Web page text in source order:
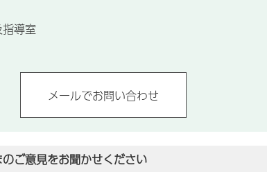
導室
ご意見をお聞かせください